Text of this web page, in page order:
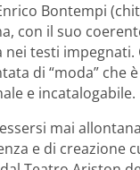
Bontempi
con il suo
testi
di “moda” che
e incatalogabile.
mai
e di creazione